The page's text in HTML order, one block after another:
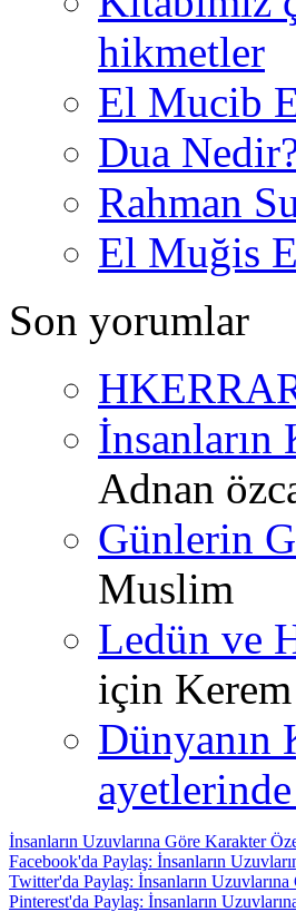
hikmetler
El Mucib
Dua
Rahman
El Muğis
Son yorumlar
Adnan
Günlerin
Muslim
Ledün ve
için Kerem
Dünyanın
İnsanların Uzuvlarına Göre Karakter
Facebook'da Paylaş: İnsanların
Twitter'da Paylaş: İnsanların
Pinterest'da Paylaş: İnsanların